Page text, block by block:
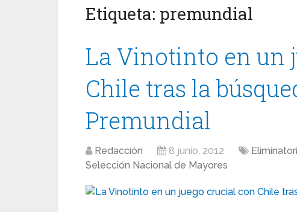
Etiqueta: premundial
La Vinotinto en un
Chile tras la
Premundial
Redacción 8 junio, 2012
Selección Nacional de Mayores